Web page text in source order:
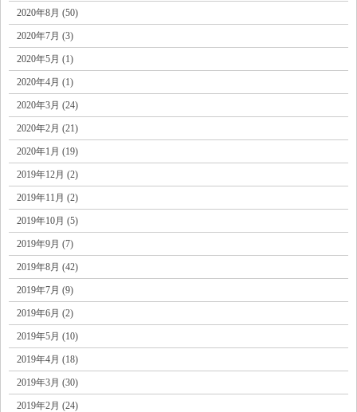
2020年8月 (50)
2020年7月 (3)
2020年5月 (1)
2020年4月 (1)
2020年3月 (24)
2020年2月 (21)
2020年1月 (19)
2019年12月 (2)
2019年11月 (2)
2019年10月 (5)
2019年9月 (7)
2019年8月 (42)
2019年7月 (9)
2019年6月 (2)
2019年5月 (10)
2019年4月 (18)
2019年3月 (30)
2019年2月 (24)